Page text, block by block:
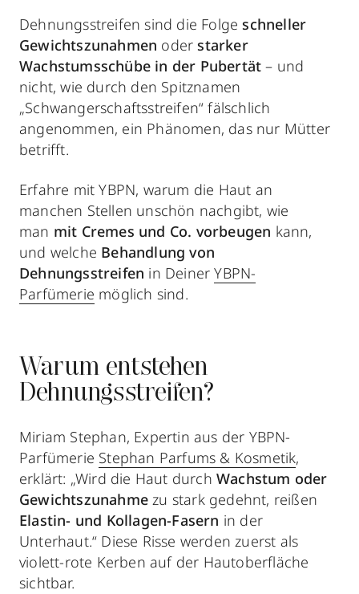
Dehnungsstreifen sind die Folge schneller
Gewichtszunahmen oder starker
Wachstumsschübe in der Pubertät – und
nicht, wie durch den Spitznamen
„Schwangerschaftsstreifen“ fälschlich
angenommen, ein Phänomen, das nur Mütter
betrifft.
Erfahre mit YBPN, warum die Haut an
manchen Stellen unschön nachgibt, wie
man mit Cremes und Co. vorbeugen kann,
und welche Behandlung von
Dehnungsstreifen in DeinerYBPN-
Parfümerie möglich sind.
Warum entstehen
Dehnungsstreifen?
Miriam Stephan, Expertin aus der YBPN-
Parfümerie Stephan Parfums & Kosmetik,
erklärt: „Wird die Haut durch Wachstum oder
Gewichtszunahme zu stark gedehnt, reißen
Elastin- und Kollagen-Fasern in der
Unterhaut.“ Diese Risse werden zuerst als
violett-rote Kerben auf der Hautoberfläche
sichtbar.